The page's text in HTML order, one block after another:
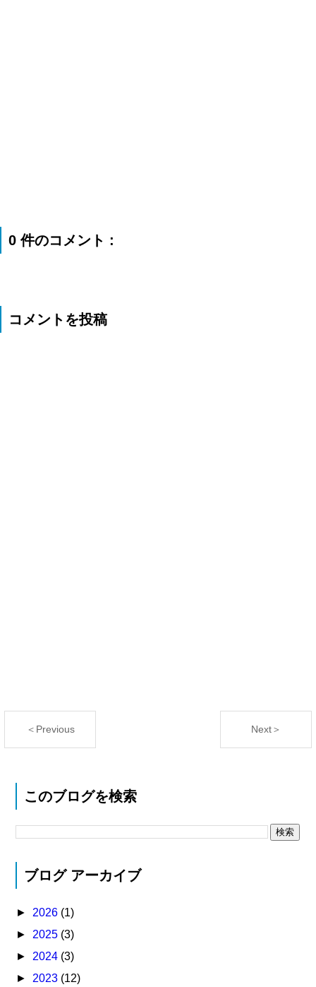
0 件のコメント :
コメントを投稿
＜Previous Next＞
このブログを検索
ブログ アーカイブ
► 2026 (1)
► 2025 (3)
► 2024 (3)
► 2023 (12)